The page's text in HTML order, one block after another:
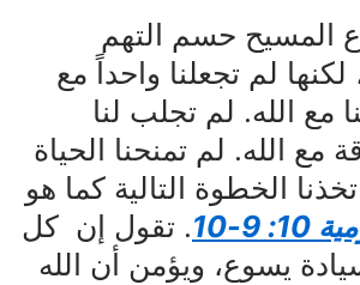
المسيح حسم التهم
لكنها لم تجعلنا واحداً مع
مع الله. لم تجلب لنا
مع الله. لم تمنحنا الحياة
الخطوة التالية كما هو
9-10
. تقول إن كل
يسوع، ويؤمن أن الله